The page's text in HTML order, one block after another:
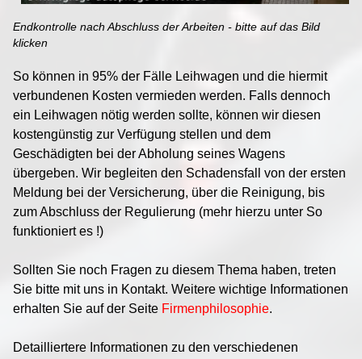
Endkontrolle nach Abschluss der Arbeiten - bitte auf das Bild
klicken
So können in 95% der Fälle Leihwagen und die hiermit
verbundenen Kosten vermieden werden. Falls dennoch
ein Leihwagen nötig werden sollte, können wir diesen
kostengünstig zur Verfügung stellen und dem
Geschädigten bei der Abholung seines Wagens
übergeben. Wir begleiten den Schadensfall von der ersten
Meldung bei der Versicherung, über die Reinigung, bis
zum Abschluss der Regulierung (mehr hierzu unter So
funktioniert es !)
Sollten Sie noch Fragen zu diesem Thema haben, treten
Sie bitte mit uns in Kontakt. Weitere wichtige Informationen
erhalten Sie auf der Seite Firmenphilosophie.
Detailliertere Informationen zu den verschiedenen